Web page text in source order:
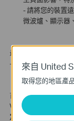
- 請將您的裝置
微波爐、顯示器
最佳化
- 對於 TP-Link 無線
首先，請登入產品，
WR1043ND的使用者
定」
並更改頻道設定
來自 United
取得您的地區產